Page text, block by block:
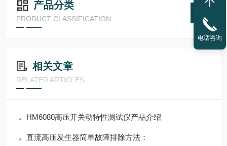
产品分类
PRODUCT CLASSIFICATION
相关文章
RELATED ARTICLES
HM6080高压开关动特性测试仪产品介绍
直流高压发生器简单故障排除方法：
电话咨询